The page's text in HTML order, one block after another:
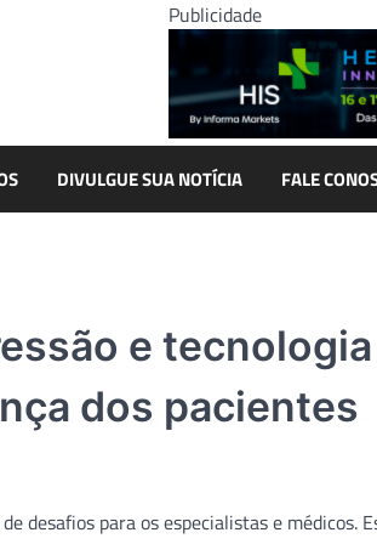
Publicidade
DIVULGUE SUA NOTÍCIA FALE
e
dos pacientes
desafios para os especialistas e médicos.